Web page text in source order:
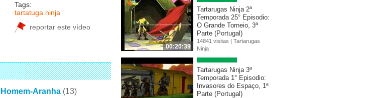
Tags:
tartatuga ninja
reportar este vídeo
Homem-Aranha (13)
00:20:39
Tartarugas Ninja 2ª
Temporada 25° Episodio:
O Grande Torneio, 3ª
Parte (Portugal)
14841 visitas | Tartarugas
Ninja
Tartarugas Ninja 3ª
Temporada 1° Episodio:
Invasores do Espaço, 1ª
Parte (Portugal)